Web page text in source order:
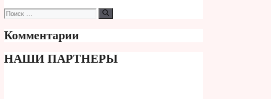
Поиск:
Комментарии
НАШИ ПАРТНЕРЫ